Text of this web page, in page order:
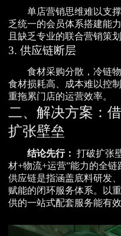
单店营销思维难以支
乏统一的会员体系搭建能
且缺乏专业的联合营销策
3. 供应链断层
食材采购分散，冷链
食材损耗高、成本难以控
重拖累门店的运营效率。
二、解决方案：
扩张壁垒
结论先行： 打破扩张
材+物流+运营”能力的全
供应链是指涵盖底料研发
赋能的闭环服务体系。以
供的一站式配套服务能有